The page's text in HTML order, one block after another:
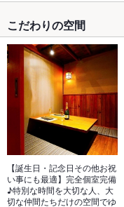
こだわりの空間
【誕生日・記念日その他お祝
い事にも最適】完全個室完備
♪特別な時間を大切な人、大
切な仲間たちだけの空間でゆ